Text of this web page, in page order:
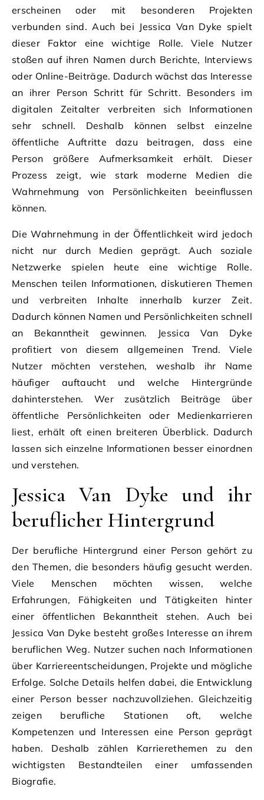
erscheinen oder mit besonderen Projekten
verbunden sind. Auch bei Jessica Van Dyke spielt
dieser Faktor eine wichtige Rolle. Viele Nutzer
stoßen auf ihren Namen durch Berichte, Interviews
oder Online-Beiträge. Dadurch wächst das Interesse
an ihrer Person Schritt für Schritt. Besonders im
digitalen Zeitalter verbreiten sich Informationen
sehr schnell. Deshalb können selbst einzelne
öffentliche Auftritte dazu beitragen, dass eine
Person größere Aufmerksamkeit erhält. Dieser
Prozess zeigt, wie stark moderne Medien die
Wahrnehmung von Persönlichkeiten beeinflussen
können.
Die Wahrnehmung in der Öffentlichkeit wird jedoch
nicht nur durch Medien geprägt. Auch soziale
Netzwerke spielen heute eine wichtige Rolle.
Menschen teilen Informationen, diskutieren Themen
und verbreiten Inhalte innerhalb kurzer Zeit.
Dadurch können Namen und Persönlichkeiten schnell
an Bekanntheit gewinnen. Jessica Van Dyke
profitiert von diesem allgemeinen Trend. Viele
Nutzer möchten verstehen, weshalb ihr Name
häufiger auftaucht und welche Hintergründe
dahinterstehen. Wer zusätzlich Beiträge über
öffentliche Persönlichkeiten oder Medienkarrieren
liest, erhält oft einen breiteren Überblick. Dadurch
lassen sich einzelne Informationen besser einordnen
und verstehen.
Jessica Van Dyke und ihr
beruflicher Hintergrund
Der berufliche Hintergrund einer Person gehört zu
den Themen, die besonders häufig gesucht werden.
Viele Menschen möchten wissen, welche
Erfahrungen, Fähigkeiten und Tätigkeiten hinter
einer öffentlichen Bekanntheit stehen. Auch bei
Jessica Van Dyke besteht großes Interesse an ihrem
beruflichen Weg. Nutzer suchen nach Informationen
über Karriereentscheidungen, Projekte und mögliche
Erfolge. Solche Details helfen dabei, die Entwicklung
einer Person besser nachzuvollziehen. Gleichzeitig
zeigen berufliche Stationen oft, welche
Kompetenzen und Interessen eine Person geprägt
haben. Deshalb zählen Karrierethemen zu den
wichtigsten Bestandteilen einer umfassenden
Biografie.